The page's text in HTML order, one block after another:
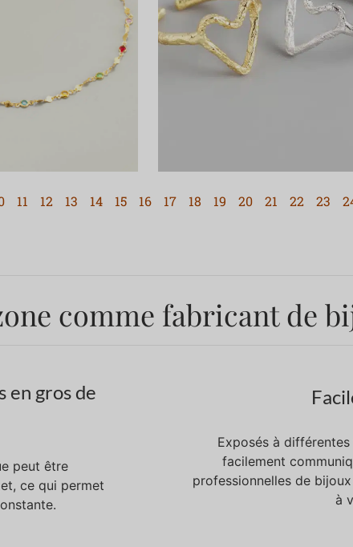
11 12 13 14 15 16 17 18 19 20 21 22 23
comme fabricant de
en gros de
peut être
ce qui permet
Exposés à
facilement
professionnelles de
à